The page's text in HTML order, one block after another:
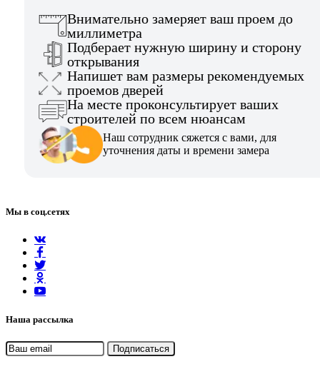
Внимательно замеряет ваш проем до
миллиметра
Подберает нужную ширину и сторону
открывания
Напишет вам размеры рекомендуемых
проемов дверей
На месте проконсультирует ваших
строителей по всем нюансам
Наш сотрудник сяжется с вами, для
уточнения даты и времени замера
Мы в соц.сетях
Наша рассылка